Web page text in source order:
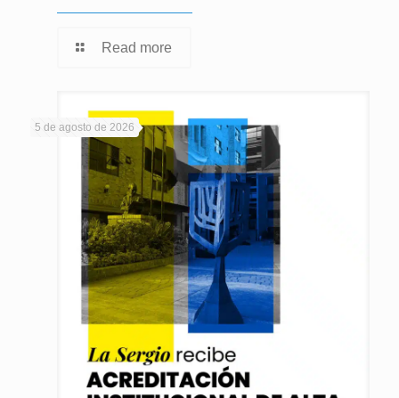
Read more
5 de agosto de 2026